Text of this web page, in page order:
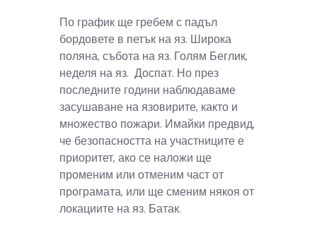
По график ще гребем с падъл
бордовете в петък на яз. Широка
поляна, събота на яз. Голям Беглик,
неделя на яз. Доспат. Но през
последните години наблюдаваме
засушаване на язовирите, както и
множество пожари. Имайки предвид,
че безопасността на участниците е
приоритет, ако се наложи ще
променим или отменим част от
програмата, или ще сменим някоя от
локациите на яз. Батак.